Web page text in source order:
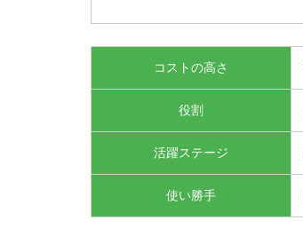
コストの高さ
役割
活躍ステージ
使い勝手